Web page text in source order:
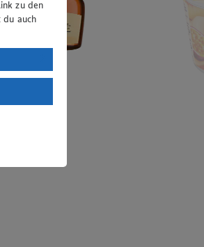
zu den
auch
DSGVO
mit
das